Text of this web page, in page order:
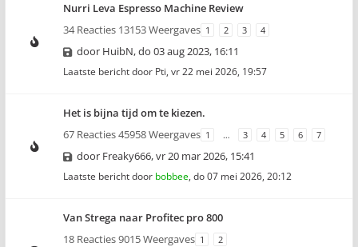
Nurri Leva Espresso Machine Review
34 Reacties 13153 Weergaves 1 2 3 4
door HuibN,do 03 aug 2023, 16:11
Laatste bericht door Pti, vr 22 mei 2026, 19:57
Het is bijna tijd om te kiezen.
67 Reacties 45958 Weergaves 1 … 3 4 5 6 7
door Freaky666,vr 20 mar 2026, 15:41
Laatste bericht door bobbee, do 07 mei 2026, 20:12
Van Strega naar Profitec pro 800
18 Reacties 9015 Weergaves 1 2